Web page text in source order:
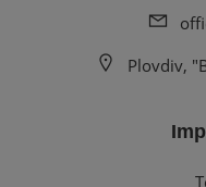
Plovdiv,